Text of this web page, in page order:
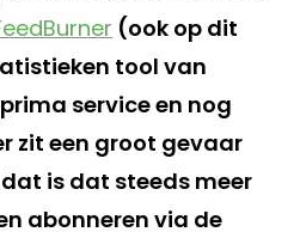
(ook op dit
tool van
service en nog
zit een groot gevaar
is dat steeds meer
abonneren via de